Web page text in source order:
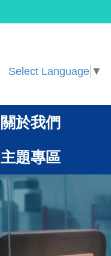
Select Language ▼
關於我們
主題專區